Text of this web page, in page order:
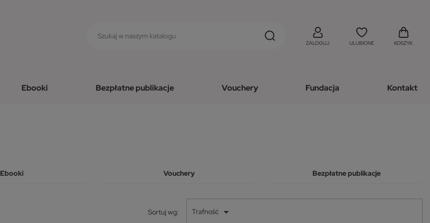
ZALOGUJ ULUBIONE KOSZYK
Ebooki Bezpłatne publikacje Vouchery Fundacja Kontakt
Ebooki Vouchery Bezpłatne publikacje
Sortuj wg: Trafność 